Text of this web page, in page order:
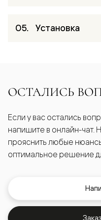
Установка
ОСТАЛИСЬ
Если у вас остались
напишите в онлайн-чат.
прояснить любые
оптимальное решение